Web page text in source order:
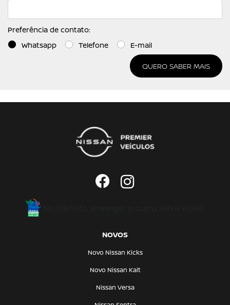
Preferência de contato:
Whatsapp
Telefone E-mail
QUERO SABER MAIS
NOVOS
Novo Nissan Kicks
Novo Nissan Kait
Nissan Versa